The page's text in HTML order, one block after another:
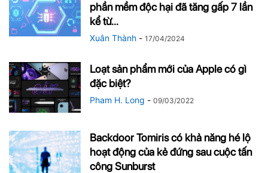
phần mềm độc hại đã tăng gấp 7 lần
kể từ...
Xuân Thành - 17/04/2024
Loạt sản phẩm mới của Apple có gì
đặc biệt?
Pham H. Long - 09/03/2022
Backdoor Tomiris có khả năng hé lộ
hoạt động của kẻ đứng sau cuộc tấn
công Sunburst